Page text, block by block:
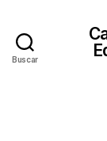
Buscar